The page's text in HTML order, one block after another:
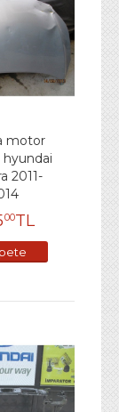
motor
2011-
00TL